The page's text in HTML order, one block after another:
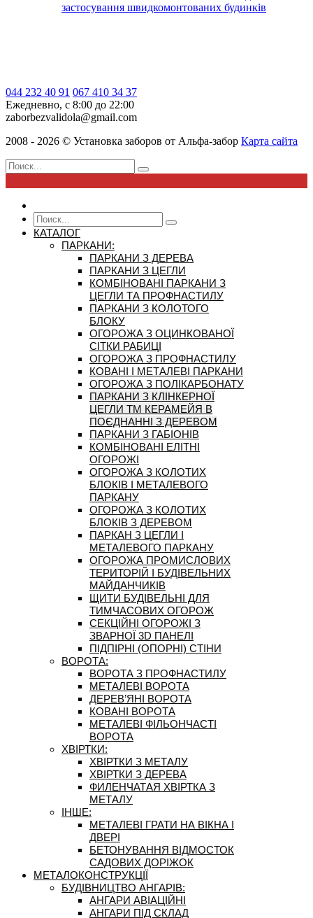
застосування швидкомонтованих будинків
044 232 40 91 067 410 34 37
Ежедневно, с 8:00 до 22:00
zaborbezvalidola@gmail.com
2008 - 2026 © Установка заборов от Альфа-забор Карта сайта
КАТАЛОГ
ПАРКАНИ:
ПАРКАНИ З ДЕРЕВА
ПАРКАНИ З ЦЕГЛИ
КОМБІНОВАНІ ПАРКАНИ З
ЦЕГЛИ ТА ПРОФНАСТИЛУ
ПАРКАНИ З КОЛОТОГО
БЛОКУ
ОГОРОЖА З ОЦИНКОВАНОЇ
СІТКИ РАБИЦІ
ОГОРОЖА З ПРОФНАСТИЛУ
КОВАНІ І МЕТАЛЕВІ ПАРКАНИ
ОГОРОЖА З ПОЛІКАРБОНАТУ
ПАРКАНИ З КЛІНКЕРНОЇ
ЦЕГЛИ ТМ КЕРАМЕЙЯ В
ПОЄДНАННІ З ДЕРЕВОМ
ПАРКАНИ З ГАБІОНІВ
КОМБІНОВАНІ ЕЛІТНІ
ОГОРОЖІ
ОГОРОЖА З КОЛОТИХ
БЛОКІВ І МЕТАЛЕВОГО
ПАРКАНУ
ОГОРОЖА З КОЛОТИХ
БЛОКІВ З ДЕРЕВОМ
ПАРКАН З ЦЕГЛИ І
МЕТАЛЕВОГО ПАРКАНУ
ОГОРОЖА ПРОМИСЛОВИХ
ТЕРИТОРІЙ І БУДІВЕЛЬНИХ
МАЙДАНЧИКІВ
ЩИТИ БУДІВЕЛЬНІ ДЛЯ
ТИМЧАСОВИХ ОГОРОЖ
СЕКЦІЙНІ ОГОРОЖІ З
ЗВАРНОЇ 3D ПАНЕЛІ
ПІДПІРНІ (ОПОРНІ) СТІНИ
ВОРОТА:
ВОРОТА З ПРОФНАСТИЛУ
МЕТАЛЕВІ ВОРОТА
ДЕРЕВ’ЯНІ ВОРОТА
КОВАНІ ВОРОТА
МЕТАЛЕВІ ФІЛЬОНЧАСТІ
ВОРОТА
ХВІРТКИ:
ХВІРТКИ З МЕТАЛУ
ХВІРТКИ З ДЕРЕВА
ФИЛЕНЧАТАЯ ХВІРТКА З
МЕТАЛУ
ІНШЕ:
МЕТАЛЕВІ ГРАТИ НА ВІКНА І
ДВЕРІ
БЕТОНУВАННЯ ВІДМОСТОК
САДОВИХ ДОРІЖОК
МЕТАЛОКОНСТРУКЦІЇ
БУДІВНИЦТВО АНГАРІВ:
АНГАРИ АВІАЦІЙНІ
АНГАРИ ПІД СКЛАД